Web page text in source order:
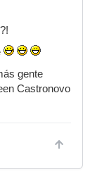
gente
Castronovo